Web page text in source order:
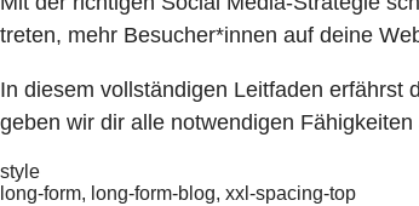
treten, mehr Besucher*innen auf deine
In diesem vollständigen Leitfaden erfährst
geben wir dir alle notwendigen
style
long-form, long-form-blog, xxl-spacing-top